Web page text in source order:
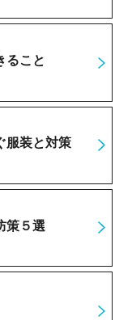
ること
服装と対策
策５選